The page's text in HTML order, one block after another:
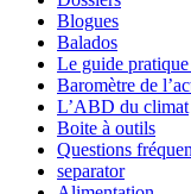
Blogues
Balados
Le guide
Baromètre de
L’ABD du climat
Boite à outils
Questions
separator